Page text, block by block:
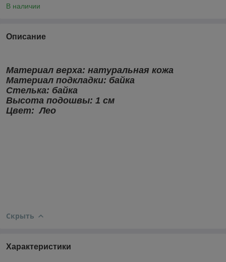
В наличии
Описание
Материал верха: натуральная кожа
Материал подкладки: байка
Стелька: байка
Высота подошвы: 1 см
Цвет: Лео
Скрыть
Характеристики